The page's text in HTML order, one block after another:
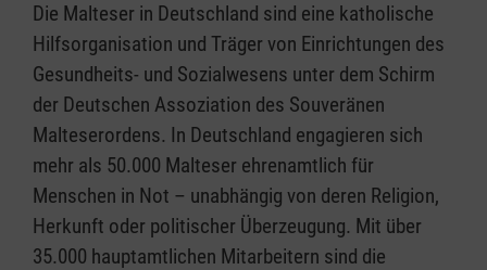
Die Malteser in Deutschland sind eine katholische
Hilfsorganisation und Träger von Einrichtungen des
Gesundheits- und Sozialwesens unter dem Schirm
der Deutschen Assoziation des Souveränen
Malteserordens. In Deutschland engagieren sich
mehr als 50.000 Malteser ehrenamtlich für
Menschen in Not – unabhängig von deren Religion,
Herkunft oder politischer Überzeugung. Mit über
35.000 hauptamtlichen Mitarbeitern sind die